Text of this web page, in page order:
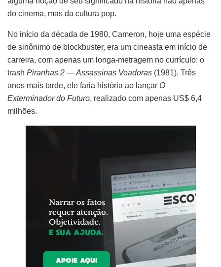
do cinema, mas da cultura pop.
No início da década de 1980, Cameron, hoje uma espécie
de sinônimo de blockbuster, era um cineasta em início de
carreira, com apenas um longa-metragem no currículo: o
trash Piranhas 2 — Assassinas Voadoras (1981). Três
anos mais tarde, ele faria história ao lançar O
Exterminador do Futuro, realizado com apenas US$ 6,4
milhões.